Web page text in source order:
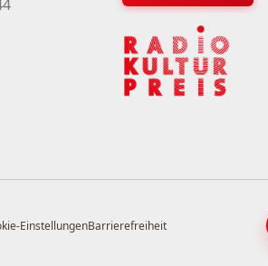
EinstellungenBarrierefreiheit